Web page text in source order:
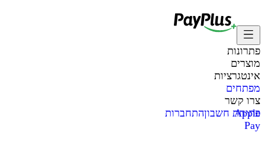
פתרונות
מוצרים
אינטגרציות
מפתחים
צרו קשר
Apple
Pay
פתיחת חשבוןהתחברות